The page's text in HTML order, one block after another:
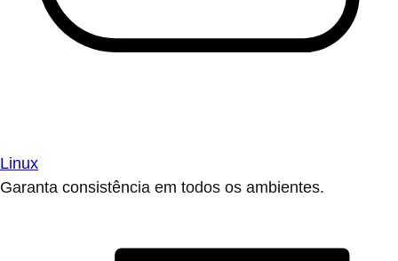
Linux
Garanta consistência em todos os ambientes.